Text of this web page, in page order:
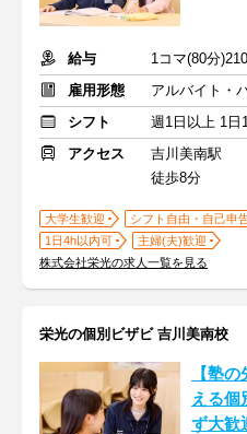
給与
1コマ(80分
雇用形態
アルバイト・
シフト
週1日以上 1日
アクセス
吉川美南駅
徒歩8分
大学生歓迎 シフト自由・自己申
1日4h以内可
主婦(夫)歓迎
株式会社栄光の求人一覧を見る
栄光の個別ビザビ 吉川美南校
【塾
える
ず大歓